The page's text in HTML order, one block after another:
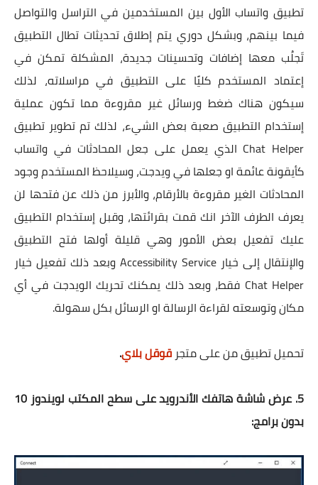
تطبيق واتساب الأول بين المستخدمين في التراسل والتواصل
فيما بينهم، وبشكل دوري يتم إطلاق تحديثات تطال التطبيق
تَجلُب معها إضافات وتحسينات جديدة، المشكلة تمكن في
إعتماد المستخدم كليًا على التطبيق في مراسلاته، لذلك
سيكون هناك ضغط ورسائل غير مقروءة مما تكون عملية
إستخدام التطبيق صعبة بعض الشيء، لذلك تم تطوير تطبيق
Chat Helper الذي يعمل على جعل المحادثات في واتساب
كأيقونة عائمة او جعلها في ويدجت، وسيلاحظ المستخدم وجود
المحادثات الغير مقروءة بالأرقام، والأبرز من ذلك عن فتحها لن
يعرف الطرف الآخر انك قمت بقرائتها، وقبل إستخدام التطبيق
عليك تفعيل بعض الأمور وهي قليلة أولها فتح التطبيق
والإنتقال إلى خيار Accessibility Service وبعد ذلك تفعيل خيار
Chat Helper فقط، وبعد ذلك يمكنك تحريك الويدجت في أي
مكان وتوسعته لقراءة الرسالة او الرسائل بكل سهولة.
تحميل تطبيق من على متجر قوقل بلاي.
5. عرض شاشة هاتفك الأندرويد على سطح المكتب لويندوز 10
بدون برامج: